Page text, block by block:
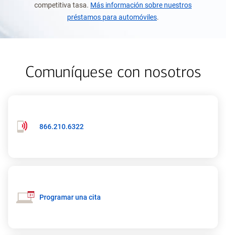
competitiva tasa. Más información sobre nuestros
préstamos para automóviles.
Comuníquese con nosotros
Número
866.210.6322
Programar una cita